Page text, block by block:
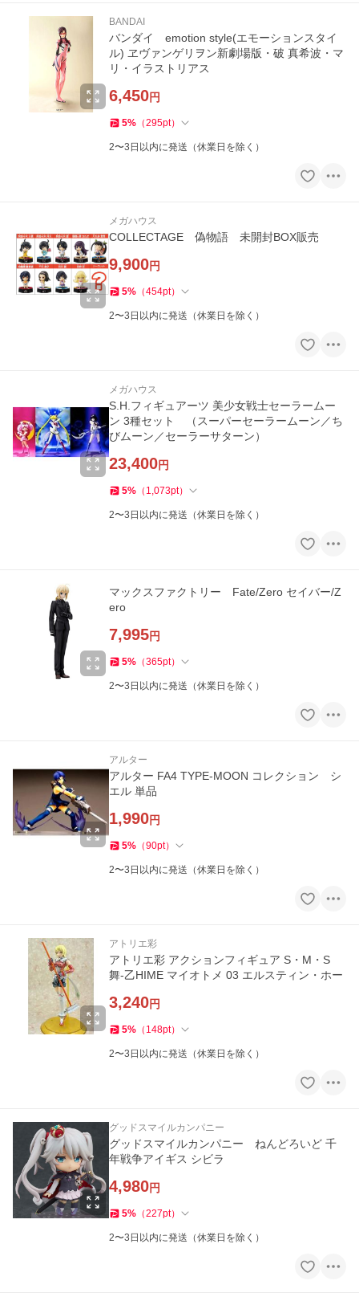
BANDAI
バンダイ emotion style(エモーションスタイ
ル) ヱヴァンゲリヲン新劇場版・破 真希波・マ
リ・イラストリアス
6,450円
5% （295pt）
2〜3日以内に発送（休業日を除く）
メガハウス
COLLECTAGE 偽物語 未開封BOX販売
9,900円
5% （454pt）
2〜3日以内に発送（休業日を除く）
メガハウス
S.H.フィギュアーツ 美少女戦士セーラームー
ン 3種セット （スーパーセーラームーン／ち
びムーン／セーラーサターン）
23,400円
5% （ 1,073pt）
2〜3日以内に発送（休業日を除く）
マックスファクトリー Fate/Zero セイバー/Z
ero
7,995円
5% （365pt）
2〜3日以内に発送（休業日を除く）
アルター
アルター FA4 TYPE-MOON コレクション シ
エル 単品
1,990円
5% （90pt）
2〜3日以内に発送（休業日を除く）
アトリエ彩
アトリエ彩 アクションフィギュア S・M・S
舞-乙HIME マイオトメ 03 エルスティン・ホー
3,240円
5% （ 148pt）
2〜3日以内に発送（休業日を除く）
グッドスマイルカンパニー
グッドスマイルカンパニー ねんどろいど 千
年戦争アイギス シビラ
4,980円
5% （227pt）
2〜3日以内に発送（休業日を除く）